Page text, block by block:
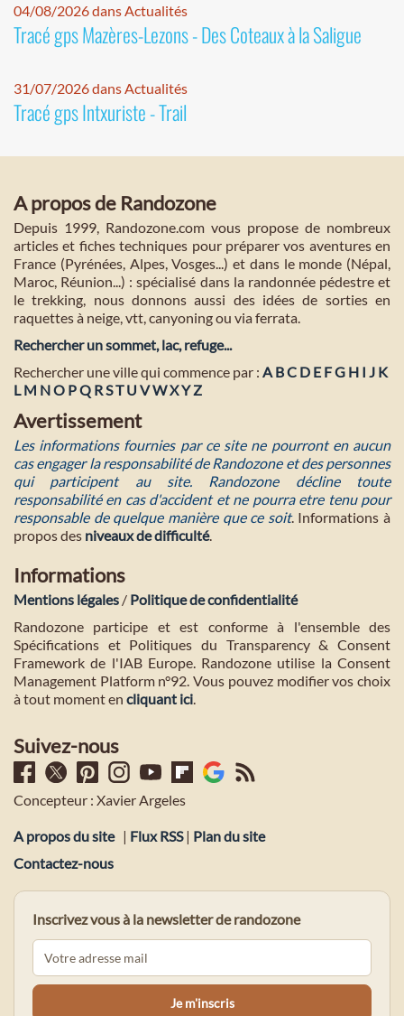
04/08/2026 dans Actualités
Tracé gps Mazères-Lezons - Des Coteaux à la Saligue
31/07/2026 dans Actualités
Tracé gps Intxuriste - Trail
A propos de Randozone
Depuis 1999, Randozone.com vous propose de nombreux
articles et fiches techniques pour préparer vos aventures en
France (Pyrénées, Alpes, Vosges...) et dans le monde (Népal,
Maroc, Réunion...) : spécialisé dans la randonnée pédestre et
le trekking, nous donnons aussi des idées de sorties en
raquettes à neige, vtt, canyoning ou via ferrata.
Rechercher un sommet, lac, refuge...
Rechercher une ville qui commence par : A BC D E FG H I J K
L M NO PQ RST U VWXYZ
Avertissement
Les informations fournies par ce site ne pourront en aucun
cas engager la responsabilité de Randozone et des personnes
qui participent au site. Randozone décline toute
responsabilité en cas d'accident et ne pourra etre tenu pour
responsable de quelque manière que ce soit. Informations à
propos des niveaux de difficulté.
Informations
Mentions légales / Politique de confidentialité
Randozone participe et est conforme à l'ensemble des
Spécifications et Politiques du Transparency & Consent
Framework de l'IAB Europe. Randozone utilise la Consent
Management Platform n°92. Vous pouvez modifier vos choix
à tout moment en cliquant ici.
Suivez-nous
Concepteur : Xavier Argeles
A propos du site | Flux RSS| Plan du site
Contactez-nous
Inscrivez vous à la newsletter de randozone